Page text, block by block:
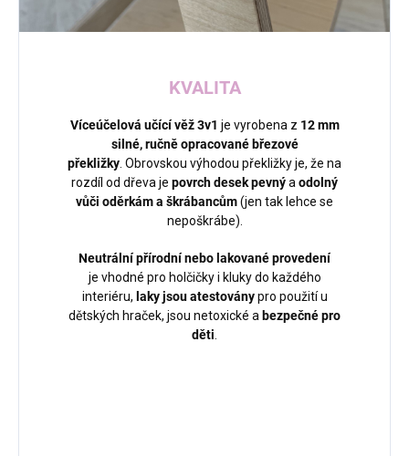
KVALITA
Víceúčelová učící věž 3v1 je vyrobena z 12mm
silné, ručně opracované březové
překližky. Obrovskou výhodou překližky je, že na
rozdíl od dřeva je povrch desek pevnýaodolný
vůči oděrkám a škrábancům(jen tak lehce se
nepoškrábe).
Neutrální přírodní nebo lakované provedení
je vhodné pro holčičky i kluky do každého
interiéru, laky jsou atestoványpro použití u
dětských hraček, jsou netoxické a bezpečné pro
děti.